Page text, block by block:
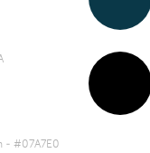
- #07A7E0